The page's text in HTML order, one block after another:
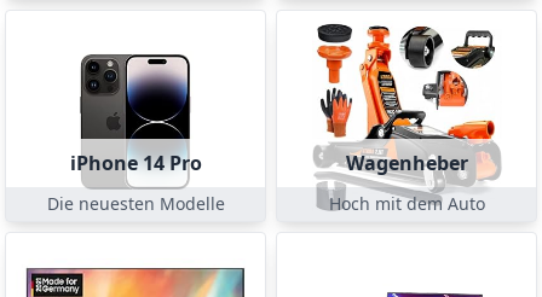
iPhone 14 Pro
Die neuesten Modelle
Wagenheber
Hoch mit dem Auto